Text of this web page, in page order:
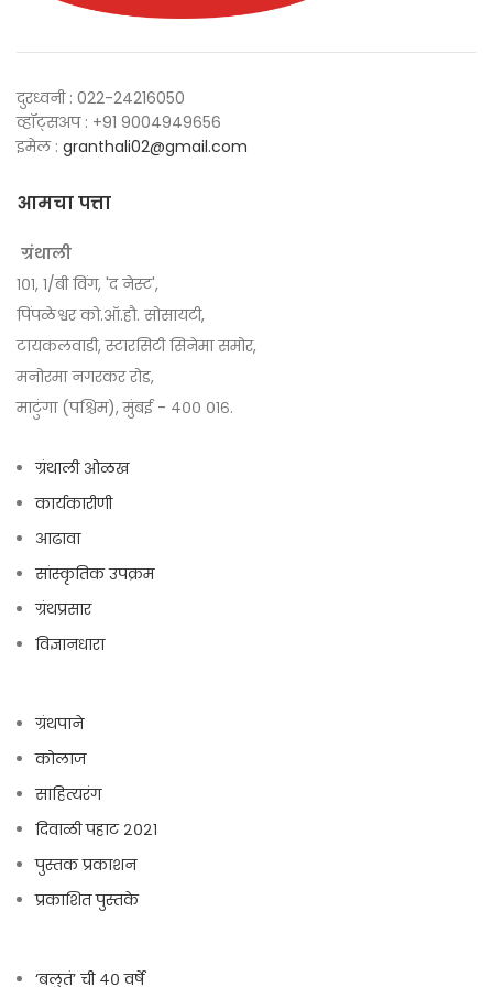
दुरध्वनी : 022-24216050
व्हॉट्सअप : +91 9004949656
इमेल : granthali02@gmail.com
आमचा पत्ता
ग्रंथाली
१०१, १/बी विंग, 'द नेस्ट',
पिंपळेश्वर को.ऑ.हौ. सोसायटी,
टायकलवाडी, स्टारसिटी सिनेमा समोर,
मनोरमा नगरकर रोड,
माटुंगा (पश्चिम), मुंबई - ४०० ०१६.
ग्रंथाली ओळख
कार्यकारीणी
आढावा
सांस्कृतिक उपक्रम
ग्रंथप्रसार
विज्ञानधारा
ग्रंथपाने
कोलाज
साहित्यरंग
दिवाळी पहाट २०२१
पुस्तक प्रकाशन
प्रकाशित पुस्तके
‘बलुतं’ ची ४० वर्षे